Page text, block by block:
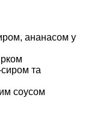
ананасом у
сиром та
соусом